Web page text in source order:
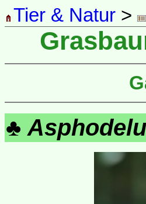
Tier & Natur >
♣